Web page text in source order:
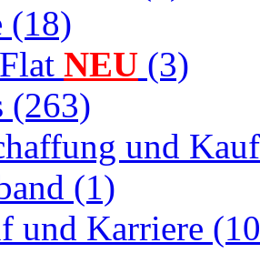
(18)
NEU (3)
(263)
und
(1)
und Karriere